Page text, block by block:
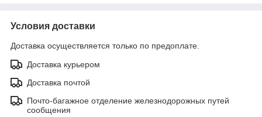
Условия доставки
Доставка осуществляется только по предоплате.
Доставка курьером
Доставка почтой
Почто-багажное отделение железнодорожных путей
сообщения